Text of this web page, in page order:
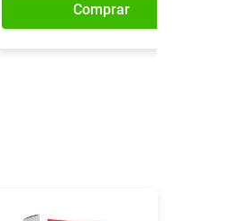
Comprar